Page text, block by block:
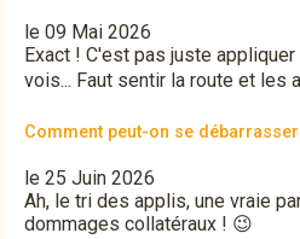
le 09 Mai 2026
Exact ! C'est pas juste
vois... Faut sentir la route et les
Comment peut-on se
le 25 Juin 2026
Ah, le tri des applis, une vraie
dommages collatéraux ! 😉